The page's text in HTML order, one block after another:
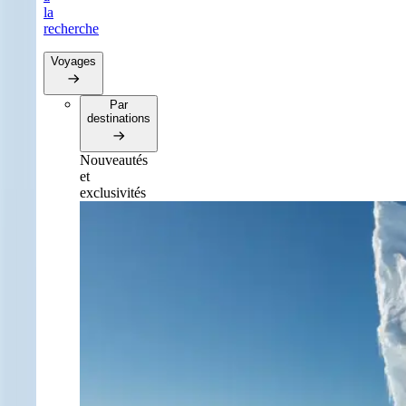
la
recherche
Voyages
Par
destinations
Nouveautés
et
exclusivités